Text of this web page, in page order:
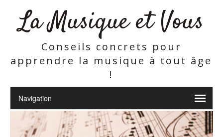
La Musique et Vous
Conseils concrets pour
apprendre la musique à tout âge
!